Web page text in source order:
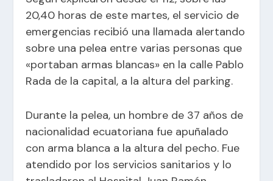
20,40 horas de este martes, el servicio de
emergencias recibió una llamada alertando
sobre una pelea entre varias personas que
«portaban armas blancas» en la calle Pablo
Rada de la capital, a la altura del parking.
Durante la pelea, un hombre de 37 años de
nacionalidad ecuatoriana fue apuñalado
con arma blanca a la altura del pecho. Fue
atendido por los servicios sanitarios y lo